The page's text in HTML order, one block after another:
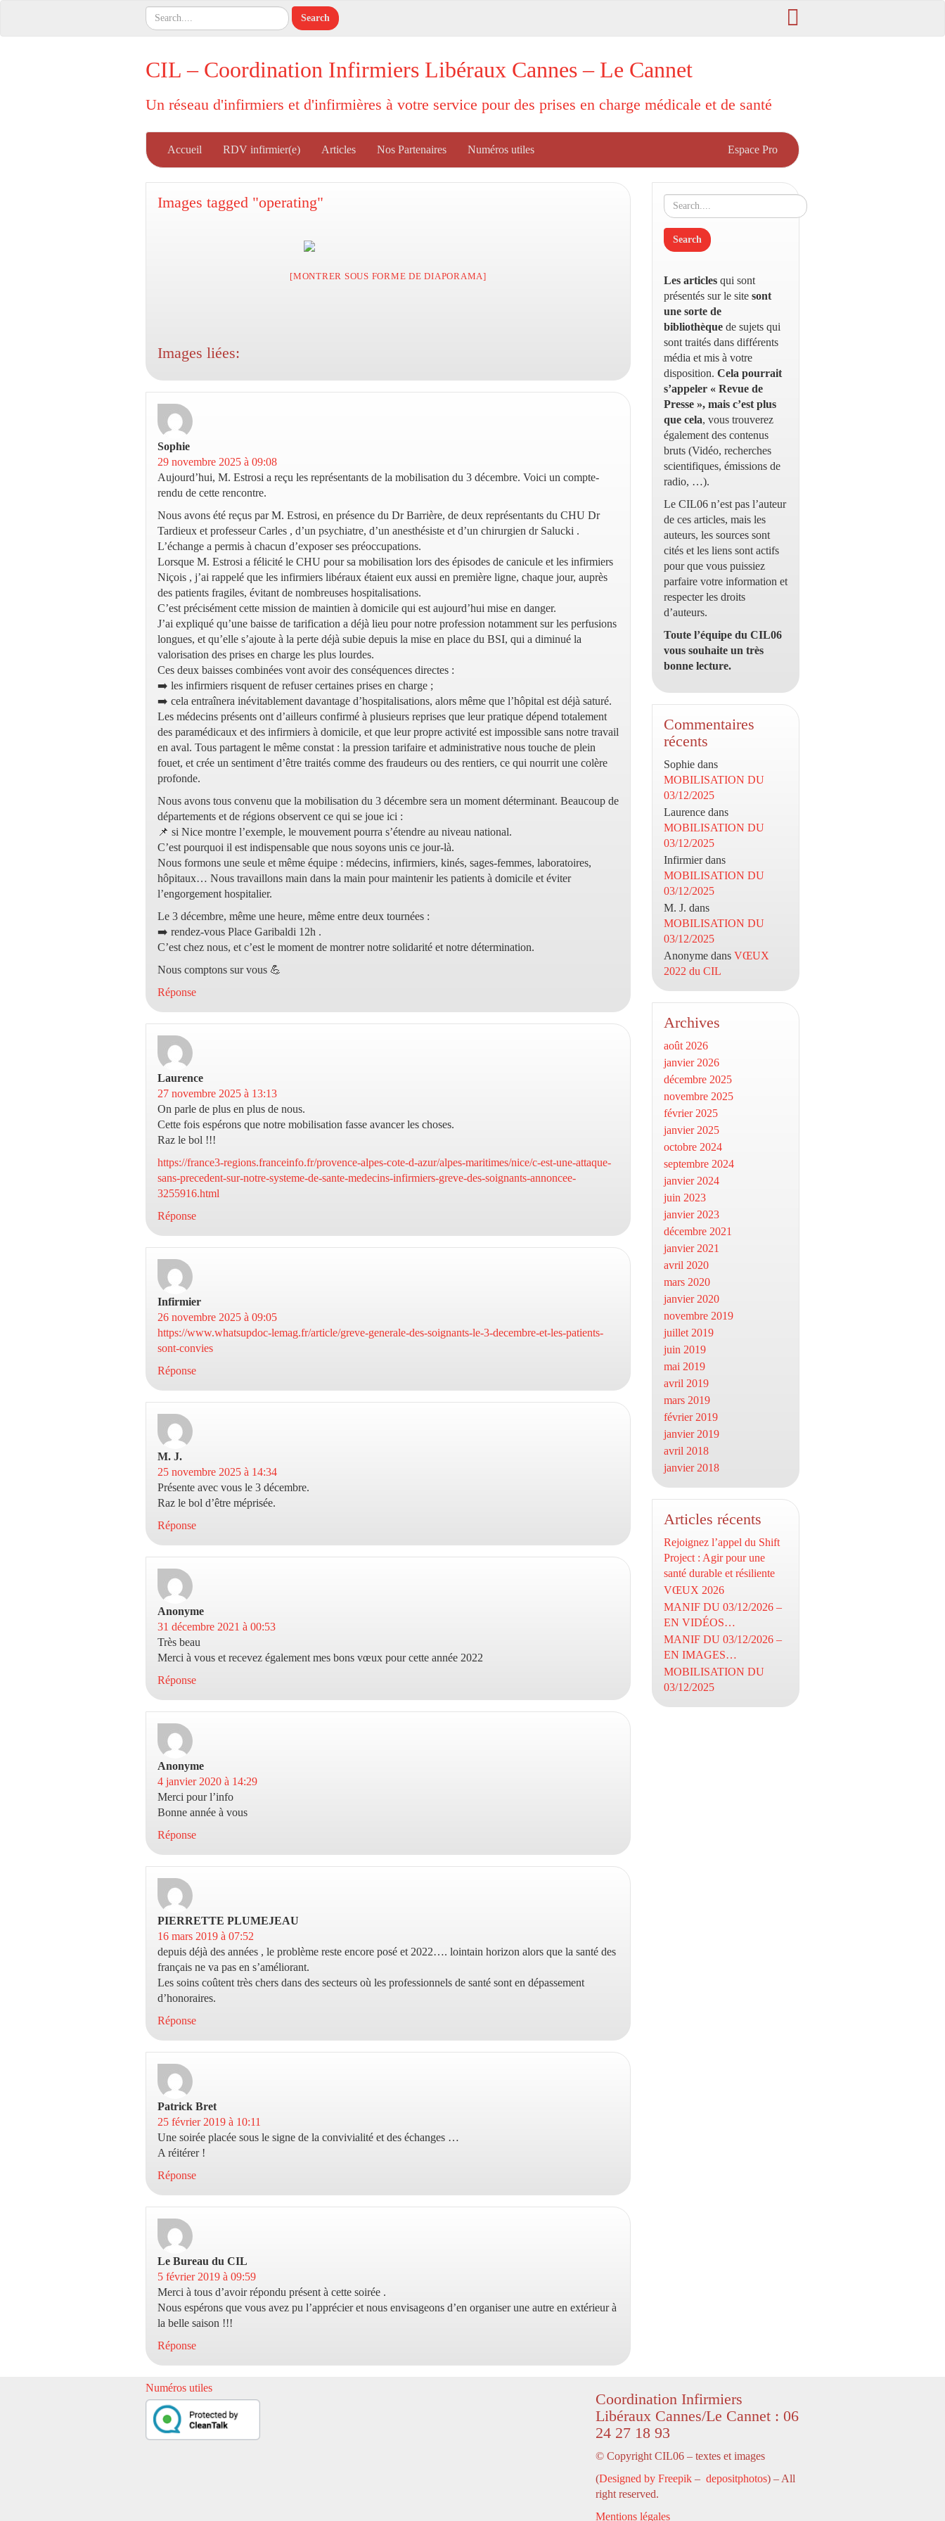
CIL – Coordination Infirmiers Libéraux Cannes – Le Cannet
Un réseau d'infirmiers et d'infirmières à votre service pour des prises en charge médicale et de santé
Accueil RDV infirmier(e) Articles Nos Partenaires Numéros utiles Espace Pro
Images tagged "operating"
[MONTRER SOUS FORME DE DIAPORAMA]
Images liées:
Sophie
29 novembre 2025 à 09:08
Aujourd’hui, M. Estrosi a reçu les représentants de la mobilisation du 3 décembre. Voici un compte-
rendu de cette rencontre.
Nous avons été reçus par M. Estrosi, en présence du Dr Barrière, de deux représentants du CHU Dr
Tardieux et professeur Carles , d’un psychiatre, d’un anesthésiste et d’un chirurgien dr Salucki .
L’échange a permis à chacun d’exposer ses préoccupations.
Lorsque M. Estrosi a félicité le CHU pour sa mobilisation lors des épisodes de canicule et les infirmiers
Niçois , j’ai rappelé que les infirmiers libéraux étaient eux aussi en première ligne, chaque jour, auprès
des patients fragiles, évitant de nombreuses hospitalisations.
C’est précisément cette mission de maintien à domicile qui est aujourd’hui mise en danger.
J’ai expliqué qu’une baisse de tarification a déjà lieu pour notre profession notamment sur les perfusions
longues, et qu’elle s’ajoute à la perte déjà subie depuis la mise en place du BSI, qui a diminué la
valorisation des prises en charge les plus lourdes.
Ces deux baisses combinées vont avoir des conséquences directes :
➡️ les infirmiers risquent de refuser certaines prises en charge ;
➡️ cela entraînera inévitablement davantage d’hospitalisations, alors même que l’hôpital est déjà saturé.
Les médecins présents ont d’ailleurs confirmé à plusieurs reprises que leur pratique dépend totalement
des paramédicaux et des infirmiers à domicile, et que leur propre activité est impossible sans notre travail
en aval. Tous partagent le même constat : la pression tarifaire et administrative nous touche de plein
fouet, et crée un sentiment d’être traités comme des fraudeurs ou des rentiers, ce qui nourrit une colère
profonde.
Nous avons tous convenu que la mobilisation du 3 décembre sera un moment déterminant. Beaucoup de
départements et de régions observent ce qui se joue ici :
📌 si Nice montre l’exemple, le mouvement pourra s’étendre au niveau national.
C’est pourquoi il est indispensable que nous soyons unis ce jour-là.
Nous formons une seule et même équipe : médecins, infirmiers, kinés, sages-femmes, laboratoires,
hôpitaux… Nous travaillons main dans la main pour maintenir les patients à domicile et éviter
l’engorgement hospitalier.
Le 3 décembre, même une heure, même entre deux tournées :
➡️ rendez-vous Place Garibaldi 12h .
C’est chez nous, et c’est le moment de montrer notre solidarité et notre détermination.
Nous comptons sur vous 💪
Réponse
Laurence
27 novembre 2025 à 13:13
On parle de plus en plus de nous.
Cette fois espérons que notre mobilisation fasse avancer les choses.
Raz le bol !!!
https://france3-regions.franceinfo.fr/provence-alpes-cote-d-azur/alpes-maritimes/nice/c-est-une-attaque-
sans-precedent-sur-notre-systeme-de-sante-medecins-infirmiers-greve-des-soignants-annoncee-
3255916.html
Réponse
Infirmier
26 novembre 2025 à 09:05
https://www.whatsupdoc-lemag.fr/article/greve-generale-des-soignants-le-3-decembre-et-les-patients-
sont-convies
Réponse
M. J.
25 novembre 2025 à 14:34
Présente avec vous le 3 décembre.
Raz le bol d’être méprisée.
Réponse
Anonyme
31 décembre 2021 à 00:53
Très beau
Merci à vous et recevez également mes bons vœux pour cette année 2022
Réponse
Anonyme
4 janvier 2020 à 14:29
Merci pour l’info
Bonne année à vous
Réponse
PIERRETTE PLUMEJEAU
16 mars 2019 à 07:52
depuis déjà des années , le problème reste encore posé et 2022…. lointain horizon alors que la santé des
français ne va pas en s’améliorant.
Les soins coûtent très chers dans des secteurs où les professionnels de santé sont en dépassement
d’honoraires.
Réponse
Patrick Bret
25 février 2019 à 10:11
Une soirée placée sous le signe de la convivialité et des échanges …
A réitérer !
Réponse
Le Bureau du CIL
5 février 2019 à 09:59
Merci à tous d’avoir répondu présent à cette soirée .
Nous espérons que vous avez pu l’apprécier et nous envisageons d’en organiser une autre en extérieur à
la belle saison !!!
Réponse
Les articles qui sont
présentés sur le site sont
une sorte de
bibliothèque de sujets qui
sont traités dans différents
média et mis à votre
disposition. Cela pourrait
s’appeler « Revue de
Presse », mais c’est plus
que cela, vous trouverez
également des contenus
bruts (Vidéo, recherches
scientifiques, émissions de
radio, …).
Le CIL06 n’est pas l’auteur
de ces articles, mais les
auteurs, les sources sont
cités et les liens sont actifs
pour que vous puissiez
parfaire votre information et
respecter les droits
d’auteurs.
Toute l’équipe du CIL06
vous souhaite un très
bonne lecture.
Commentaires
récents
Sophie dans
MOBILISATION DU
03/12/2025
Laurence dans
MOBILISATION DU
03/12/2025
Infirmierdans
MOBILISATION DU
03/12/2025
M. J. dans
MOBILISATION DU
03/12/2025
Anonyme dans VŒUX
2022 du CIL
Archives
août 2026
janvier 2026
décembre 2025
novembre 2025
février 2025
janvier 2025
octobre 2024
septembre 2024
janvier 2024
juin 2023
janvier 2023
décembre 2021
janvier 2021
avril 2020
mars 2020
janvier 2020
novembre 2019
juillet 2019
juin 2019
mai 2019
avril 2019
mars 2019
février 2019
janvier 2019
avril 2018
janvier 2018
Articles récents
Rejoignez l’appel du Shift
Project : Agir pour une
santé durable et résiliente
VŒUX 2026
MANIF DU 03/12/2026 –
EN VIDÉOS…
MANIF DU 03/12/2026 –
EN IMAGES…
MOBILISATION DU
03/12/2025
Numéros utiles
Coordination Infirmiers
Libéraux Cannes/Le Cannet : 06
24 27 18 93
© Copyright CIL06 – textes et images
(Designed by Freepik– depositphotos) – All
right reserved.
Mentions légales